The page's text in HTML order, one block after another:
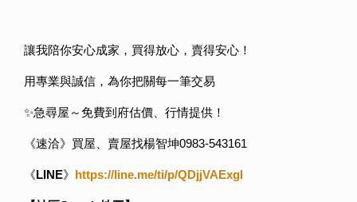
讓我陪你安心成家，買得放心，賣得安心！
用專業與誠信，為你把關每一筆交易
✨急尋屋～免費到府估價、行情提供！
《速洽》買屋、賣屋找楊智坤0983-543161
《LINE》 https://line.me/ti/p/QDjjVAExgl